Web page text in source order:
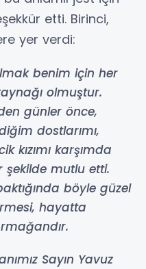
etti. Birinci,
yer verdi:
benim için her
olmuştur.
günler önce,
dostlarımı,
kızımı karşımda
mutlu etti.
böyle güzel
hayatta
Sayın Yavuz